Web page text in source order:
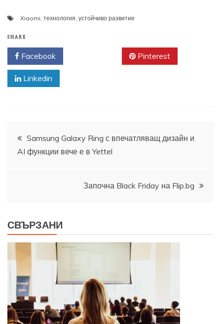
Xiaomi, технология, устойчиво развитие
SHARE
Facebook Pinterest
Linkedin
Навигация
Samsung Galaxy Ring с впечатляващ дизайн и
AI функции вече е в Yettel
Започна Black Friday на Flip.bg
СВЪРЗАНИ